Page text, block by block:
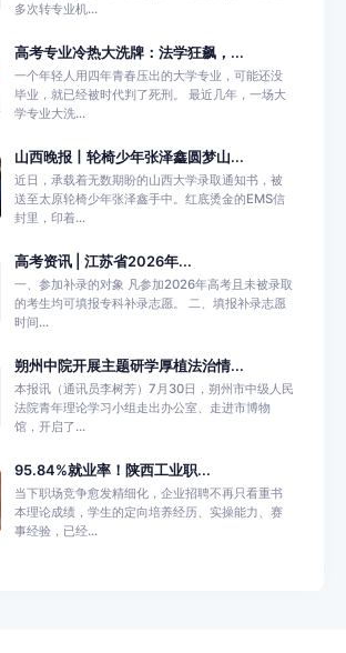
多次转专业机...
高考专业冷热大洗牌：法学狂飙，...
一个年轻人用四年青春压出的大学专业，可能还没
毕业，就已经被时代判了死刑。 最近几年，一场大
学专业大洗...
山西晚报丨轮椅少年张泽鑫圆梦山...
近日，承载着无数期盼的山西大学录取通知书，被
送至太原轮椅少年张泽鑫手中。红底烫金的EMS信
封里，印着...
高考资讯 | 江苏省2026年...
一、参加补录的对象 凡参加2026年高考且未被录取
的考生均可填报专科补录志愿。 二、填报补录志愿
时间...
朔州中院开展主题研学厚植法治情...
本报讯（通讯员李树芳）7月30日，朔州市中级人民
法院青年理论学习小组走出办公室、走进市博物
馆，开启了...
95.84%就业率！陕西工业职...
当下职场竞争愈发精细化，企业招聘不再只看重书
本理论成绩，学生的定向培养经历、实操能力、赛
事经验，已经...